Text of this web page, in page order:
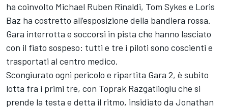
ha coinvolto Michael Ruben Rinaldi, Tom Sykes e Loris
Baz ha costretto all’esposizione della bandiera rossa.
Gara interrotta e soccorsi in pista che hanno lasciato
con il fiato sospeso: tutti e tre i piloti sono coscienti e
trasportati al centro medico.
Scongiurato ogni pericolo e ripartita Gara 2, è subito
lotta fra i primi tre, con Toprak Razgatlioglu che si
prende la testa e detta il ritmo, insidiato da Jonathan